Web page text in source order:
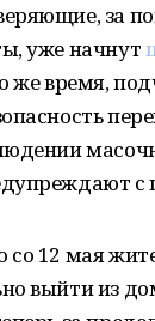
за
уже начнут
же время,
12 мая
выйти из